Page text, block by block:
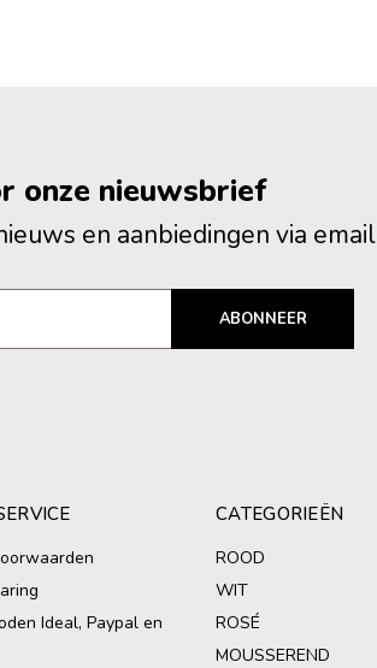
onze nieuwsbrief
en aanbiedingen via email
ABONNEER
Ideal, Paypal en
CATEGORIEËN
ROOD
WIT
ROSÉ
MOUSSEREND